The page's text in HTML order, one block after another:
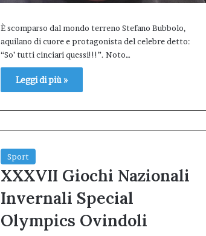
È scomparso dal mondo terreno Stefano Bubbolo,
aquilano di cuore e protagonista del celebre detto:
“So’ tutti cinciari quessi!!!”. Noto…
Leggi di più »
Sport
XXXVII Giochi Nazionali
Invernali Special
Olympics Ovindoli
per
debutto
di
Inno99